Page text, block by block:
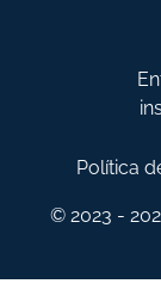
Política
© 2023 -